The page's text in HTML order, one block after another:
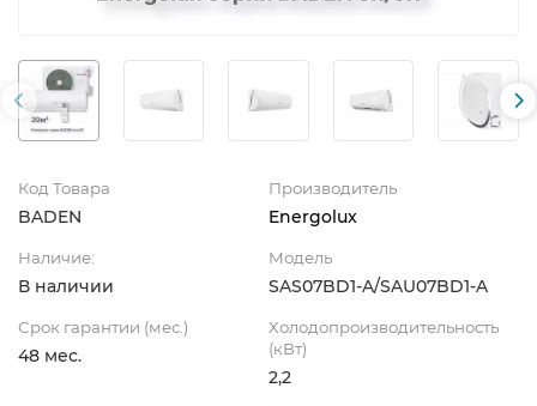
Код Товара
BADEN
Производитель
Energolux
Наличие:
В наличии
Модель
SAS07BD1-A/SAU07BD1-A
Срок гарантии (мес.)
48 мес.
Холодопроизводительность
(кВт)
2,2